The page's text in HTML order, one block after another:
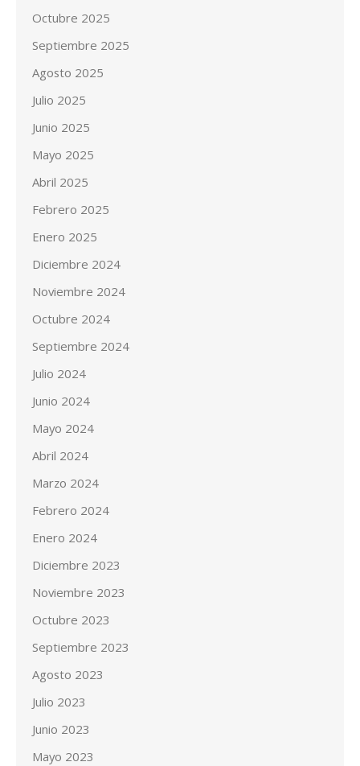
Octubre 2025
Septiembre 2025
Agosto 2025
Julio 2025
Junio 2025
Mayo 2025
Abril 2025
Febrero 2025
Enero 2025
Diciembre 2024
Noviembre 2024
Octubre 2024
Septiembre 2024
Julio 2024
Junio 2024
Mayo 2024
Abril 2024
Marzo 2024
Febrero 2024
Enero 2024
Diciembre 2023
Noviembre 2023
Octubre 2023
Septiembre 2023
Agosto 2023
Julio 2023
Junio 2023
Mayo 2023